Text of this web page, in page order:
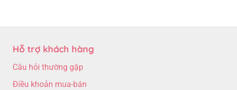
Hỗ trợ khách hàng
Câu hỏi thường gặp
Điều khoản mua-bán